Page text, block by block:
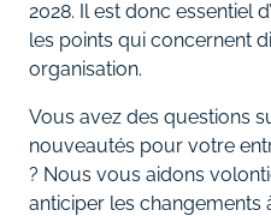
2028. Il est donc essentiel
les points qui concernent
organisation.
Vous avez des questions
nouveautés pour votre
? Nous vous aidons
anticiper les changements